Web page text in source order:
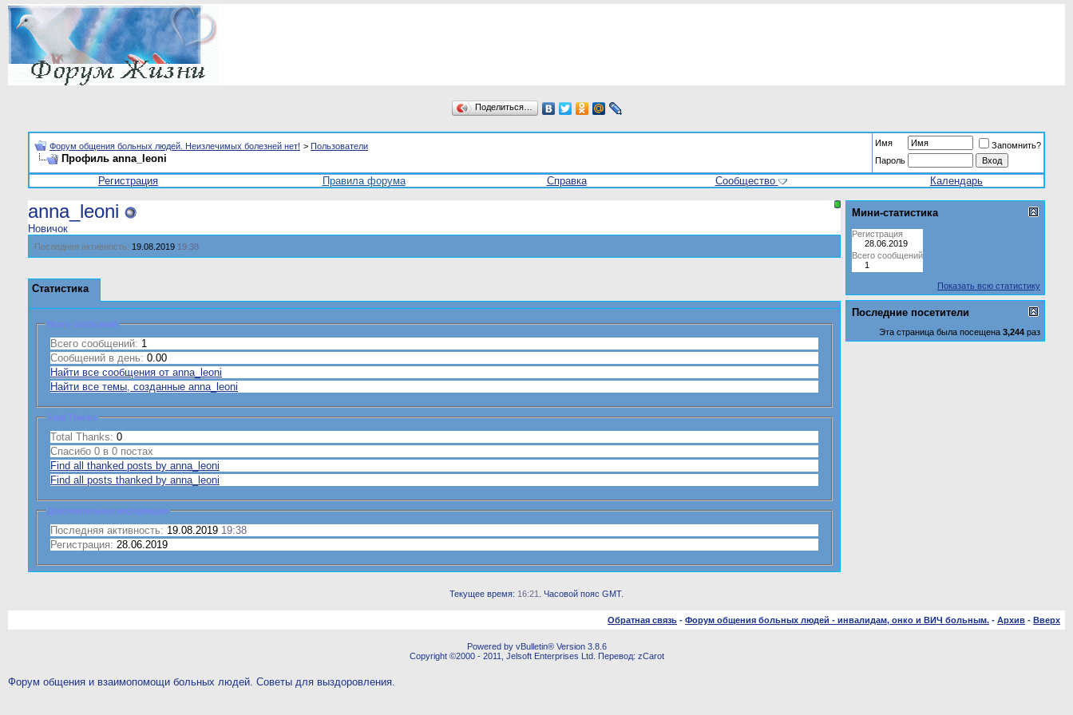
Поделиться…
Форум общения больных людей. Неизлечимых болезней нет! > Пользователи
Профиль anna_leoni
Имя
Запомнить?
Пароль
Регистрация Правила форума Справка Сообщество Календарь
anna_leoni
Новичок
Последняя активность: 19.08.2019 19:38
Статистика
Всего сообщений
Всего сообщений: 1
Сообщений в день: 0.00
Найти все сообщения от anna_leoni
Найти все темы, созданные anna_leoni
Total Thanks
Total Thanks: 0
Спасибо 0 в 0 постах
Find all thanked posts by anna_leoni
Find all posts thanked by anna_leoni
Дополнительная информация
Последняя активность: 19.08.2019 19:38
Регистрация: 28.06.2019
Мини-статистика
Регистрация
28.06.2019
Всего сообщений
1
Показать всю статистику
Последние посетители
Эта страница была посещена 3,244 раз
Текущее время: 16:21 . Часовой пояс GMT.
Обратная связь - Форум общения больных людей - инвалидам, онко и ВИЧ больным. - Архив - Вверх
Powered by vBulletin® Version 3.8.6
Copyright ©2000 - 2011, Jelsoft Enterprises Ltd. Перевод: zCarot
Форум общения и взаимопомощи больных людей. Советы для выздоровления.